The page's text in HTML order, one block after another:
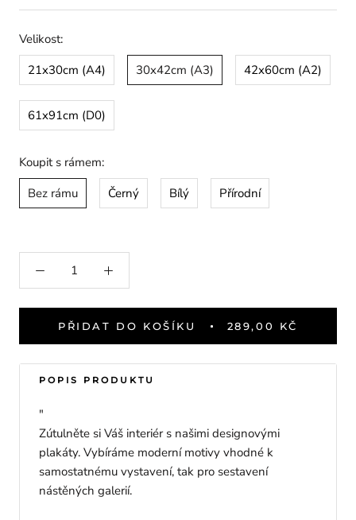
Velikost:
21x30cm (A4)
30x42cm (A3) 42x60cm (A2)
61x91cm (D0)
Koupit s rámem:
Bez rámu
Černý Bílý Přírodní
PŘIDAT DO KOŠÍKU 289,00 KČ
POPIS PRODUKTU
"
Zútulněte si Váš interiér s našimi designovými
plakáty. Vybíráme moderní motivy vhodné k
samostatnému vystavení, tak pro sestavení
nástěných galerií.